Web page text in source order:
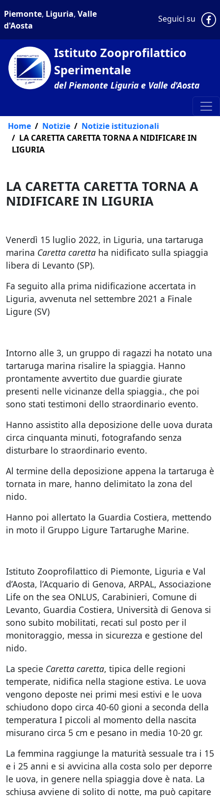
Piemonte, Liguria, Valle
d'Aosta
Seguici su
Istituto Zooprofilattico
Sperimentale
del Piemonte Liguria e Valle d'Aosta
Home Notizie
Notizie istituzionali
LA CARETTA CARETTA TORNA A NIDIFICARE IN
LIGURIA
LA CARETTA CARETTA TORNA A
NIDIFICARE IN LIGURIA
Venerdì 15 luglio 2022, in Liguria, una tartaruga
marina Caretta caretta ha nidificato sulla spiaggia
libera di Levanto (SP).
Fa seguito alla prima nidificazione accertata in
Liguria, avvenuta nel settembre 2021 a Finale
Ligure (SV)
Intorno alle 3, un gruppo di ragazzi ha notato una
tartaruga marina risalire la spiaggia. Hanno
prontamente avvertito due guardie giurate
presenti nelle vicinanze della spiaggia., che poi
sono stati testimoni dello straordinario evento.
Hanno assistito alla deposizione delle uova durata
circa cinquanta minuti, fotografando senza
disturbare lo straordinario evento.
Al termine della deposizione appena la tartaruga è
tornata in mare, hanno delimitato la zona del
nido.
Hanno poi allertato la Guardia Costiera, mettendo
in moto il Gruppo Ligure Tartarughe Marine.
Istituto Zooprofilattico di Piemonte, Liguria e Val
d’Aosta, l’Acquario di Genova, ARPAL, Associazione
Life on the sea ONLUS, Carabinieri, Comune di
Levanto, Guardia Costiera, Università di Genova si
sono subito mobilitati, recati sul posto per il
monitoraggio, messa in sicurezza e gestione del
nido.
La specie Caretta caretta, tipica delle regioni
temperate, nidifica nella stagione estiva. Le uova
vengono deposte nei primi mesi estivi e le uova
schiudono dopo circa 40-60 gioni a seconda della
temperatura I piccoli al momento della nascita
misurano circa 5 cm e pesano in media 10-20 gr.
La femmina raggiunge la maturità sessuale tra i 15
e i 25 anni e si avvicina alla costa solo per deporre
le uova, in genere nella spiaggia dove è nata. La
schiusa avviene di solito di notte, ma può capitare